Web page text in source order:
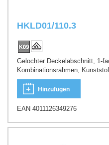
HKLD01/110.3
Gelochter Deckelabschnitt, 1-
Kombinationsrahmen,
Hinzufügen
EAN 4011126349276